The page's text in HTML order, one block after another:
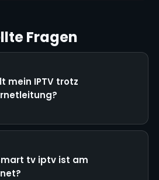
Fragen
mein IPTV trotz
tv iptv ist am